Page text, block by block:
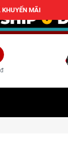
ô tô
KHUYẾN MÃI